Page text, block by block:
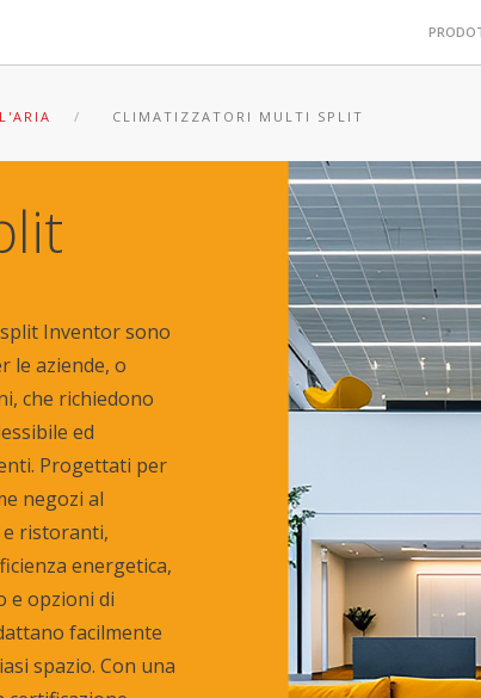
CLIMATIZZATORI MULTI SPLIT
Inventor sono
le aziende, o
che richiedono
ed
Progettati per
negozi al
ristoranti,
energetica,
e opzioni di
facilmente
spazio. Con una